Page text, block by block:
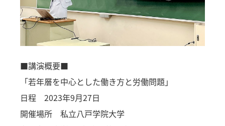
■講演概要■
「若年層を中心とした働き方と労働問題」
日程 2023年9月27日
開催場所 私立八戸学院大学